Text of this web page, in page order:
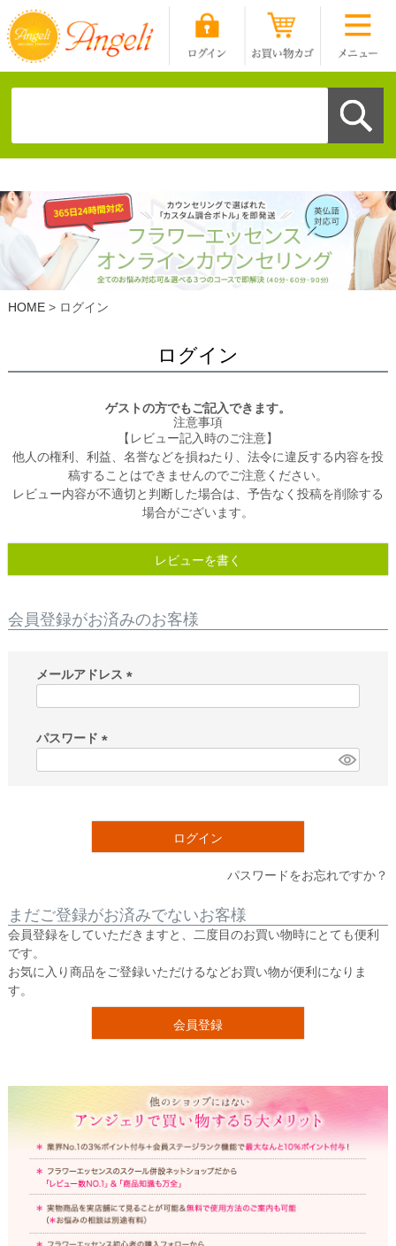
HOME ログイン
ログイン
ゲストの方でもご記入できます。
注意事項
【レビュー記入時のご注意】
他人の権利、利益、名誉などを損ねたり、法令に違反する内容を投
稿することはできませんのでご注意ください。
レビュー内容が不適切と判断した場合は、予告なく投稿を削除する
場合がございます。
レビューを書く
会員登録がお済みのお客様
メールアドレス
)
パスワード
ログイン
パスワードをお忘れですか？
まだご登録がお済みでないお客様
会員登録をしていただきますと、二度目のお買い物時にとても便利
です。
お気に入り商品をご登録いただけるなどお買い物が便利になりま
す。
会員登録